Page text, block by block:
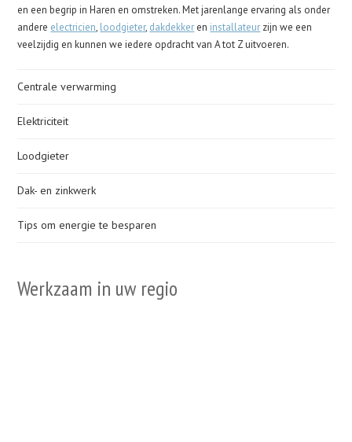
en een begrip in Haren en omstreken. Met jarenlange ervaring als onder
andere electricien, loodgieter, dakdekker en installateur zijn we een
veelzijdig en kunnen we iedere opdracht van A tot Z uitvoeren.
Centrale verwarming
Elektriciteit
Loodgieter
Dak- en zinkwerk
Tips om energie te besparen
Werkzaam in uw regio